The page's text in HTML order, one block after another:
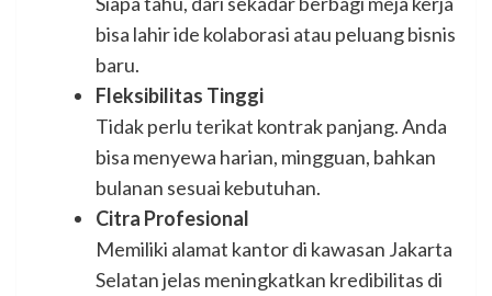
bisa lahir ide kolaborasi atau peluang bisnis
baru.
Fleksibilitas Tinggi
Tidak perlu terikat kontrak panjang. Anda
bisa menyewa harian, mingguan, bahkan
bulanan sesuai kebutuhan.
Citra Profesional
Memiliki alamat kantor di kawasan Jakarta
Selatan jelas meningkatkan kredibilitas di